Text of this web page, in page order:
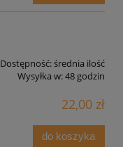
Dostępność:średnia ilość
Wysyłka w:48 godzin
22,00 zł
do koszyka